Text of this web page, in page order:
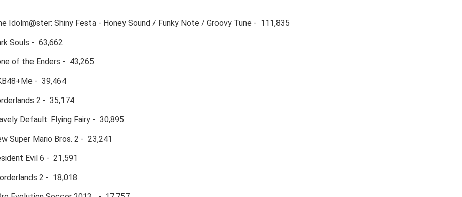
Idolm@ster: Shiny Festa - Honey Sound / Funky Note / Groovy Tune - 111,835
Souls - 63,662
of the Enders - 43,265
- 39,464
2 - 35,174
Default: Flying Fairy - 30,895
Super Mario Bros. 2 - 23,241
Evil 6 - 21,591
2 - 18,018